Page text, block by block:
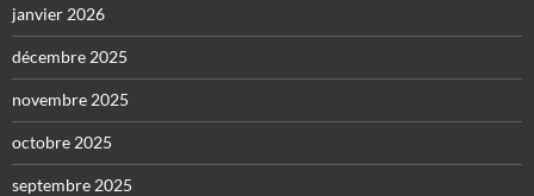
janvier 2026
décembre 2025
novembre 2025
octobre 2025
septembre 2025